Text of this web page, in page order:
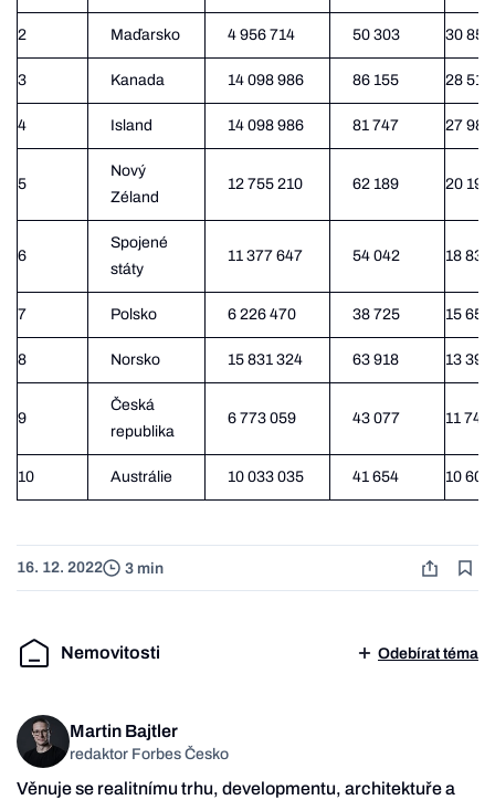
2 Maďarsko 4 956 714 50 303 30 857
3 Kanada 14 098 986 86 155 28 513
4 Island 14 098 986 81 747 27 983
5
Nový
Zéland
12 755 210 62 189 20 199
6
Spojené
státy
11 377 647 54 042 18 832
7 Polsko 6 226 470 38 725 15 651
8 Norsko 15 831 324 63 918 13 392
9
Česká
republika
6 773 059 43 077 11 745
10 Austrálie 10 033 035 41 654 10 602
16. 12. 2022 3 min
Nemovitosti Odebírat téma
Martin Bajtler
redaktor Forbes Česko
Věnuje se realitnímu trhu, developmentu, architektuře a